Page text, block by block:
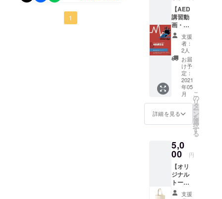
けられる人間になれるよう
ます。（例、練習用AEDの
なりました。設置場所や費
用などの詳細は決定してお
1
いる。苦手
なのは物
理。得意な
科目は言
語。4ヶ国語
話せて、今
はスペイン
語勉強中。
趣味はウク
レレを弾き
ながら歌う
と旅行も好
水泳も長い
間やってい
たが、現在
リジナ
ルス
テッ
カーを
お届け
しま
す！
【AED
講習動
画・パ
ンフ
レッ
ト】 心
肺蘇生
法の一
連の流
れをま
とめた
自作の
動画と
パンフ
レット
をお届
す！ ＊
感謝の
メッ
セー
ジ・ス
テッ
カーも
支援
者：
2人
お届
け予
定：
2021
年05
月
詳細を見る
こ
の
リ
タ
ー
ン
を
選
択
す
る
5,0
00 円
【オリ
ジナル
トート
バッ支援